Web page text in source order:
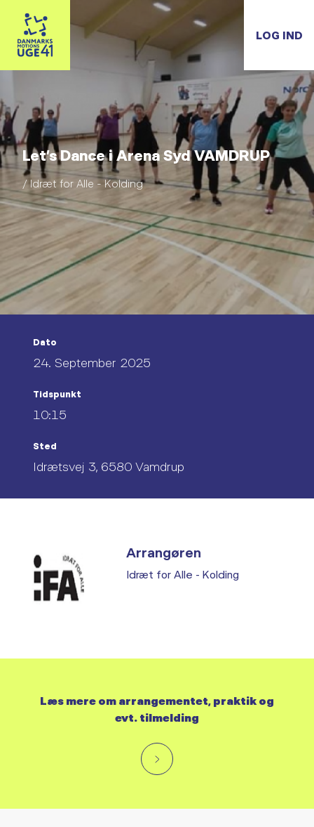
LOG IND
Let’s Dance i Arena Syd VAMDRUP
/ Idræt for Alle - Kolding
Dato
24. September 2025
Tidspunkt
10:15
Sted
Idrætsvej 3, 6580 Vamdrup
Arrangøren
Idræt for Alle - Kolding
Læs mere om arrangementet, praktik og
evt. tilmelding